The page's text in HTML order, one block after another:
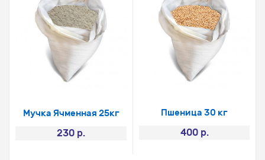
Мучка Ячменная 25кг
230 р.
Пшеница 30 кг
400 р.